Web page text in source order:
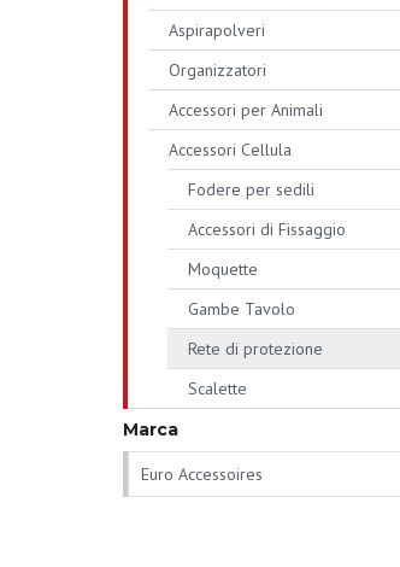
Aspirapolveri
Organizzatori
Accessori per Animali
Accessori Cellula
Fodere per sedili
Accessori di Fissaggio
Moquette
Gambe Tavolo
Rete di protezione
Scalette
Marca
Euro Accessoires